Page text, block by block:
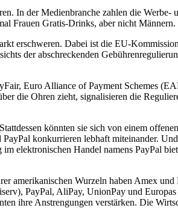
In der Medienbranche zahlen die
Frauen Gratis-Drinks, aber nicht Männern.
erschweren. Dabei ist die EU-
der abschreckenden
Euro Alliance of Payment Schemes
die Ohren zieht, signalisieren die
könnten sie sich von einem
konkurrieren lebhaft miteinander.
elektronischen Handel namens PayPal
amerikanischen Wurzeln haben Amex
PayPal, AliPay, UnionPay und
ihre Anstrengungen verstärken. Die